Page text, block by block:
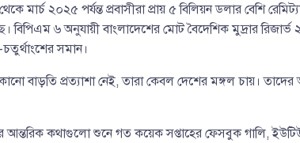
২০২৫ পর্যন্ত প্রবাসীরা প্রায় ৫ বিলিয়ন ডলার বেশি
বিপিএম ৬ অনুযায়ী বাংলাদেশের মোট বৈদেশিক মুদ্রার রিজার্ভ
চতুর্থাংশের সমান।
বাড়তি প্রত্যাশা নেই, তারা কেবল দেশের মঙ্গল চায়।
আন্তরিক কথাগুলো শুনে গত কয়েক সপ্তাহের ফেসবুক গালি,